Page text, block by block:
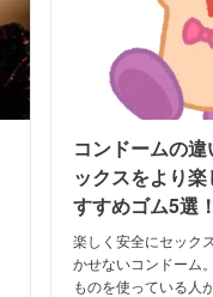
コンドームの
ックスをより
すすめゴム5選！
楽しく安全にセック
かせないコンドーム
ものを使っている人